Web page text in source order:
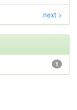
next >
1